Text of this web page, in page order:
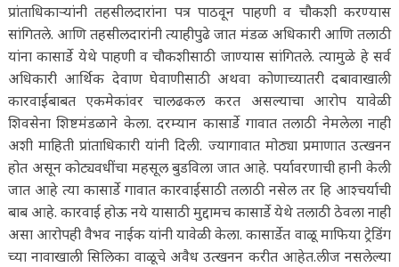
प्रांताधिकाऱ्यांनी तहसीलदारांना पत्र पाठवून पाहणी व चौकशी करण्यास
सांगितले. आणि तहसीलदारांनी त्याहीपुढे जात मंडळ अधिकारी आणि तलाठी
यांना कासार्डे येथे पाहणी व चौकशीसाठी जाण्यास सांगितले. त्यामुळे हे सर्व
अधिकारी आर्थिक देवाण घेवाणीसाठी अथवा कोणाच्यातरी दबावाखाली
कारवाईबाबत एकमेकांवर चालढकल करत असल्याचा आरोप यावेळी
शिवसेना शिष्टमंडळाने केला. दरम्यान कासार्डे गावात तलाठी नेमलेला नाही
अशी माहिती प्रांताधिकारी यांनी दिली. ज्यागावात मोठ्या प्रमाणात उत्खनन
होत असून कोट्यवधींचा महसूल बुडविला जात आहे. पर्यावरणाची हानी केली
जात आहे त्या कासार्डे गावात कारवाईसाठी तलाठी नसेल तर हि आश्चर्याची
बाब आहे. कारवाई होऊ नये यासाठी मुद्दामच कासार्डे येथे तलाठी ठेवला नाही
असा आरोपही वैभव नाईक यांनी यावेळी केला. कासार्डेत वाळू माफिया ट्रेडिंग
च्या नावाखाली सिलिका वाळूचे अवैध उत्खनन करीत आहेत.लीज नसलेल्या